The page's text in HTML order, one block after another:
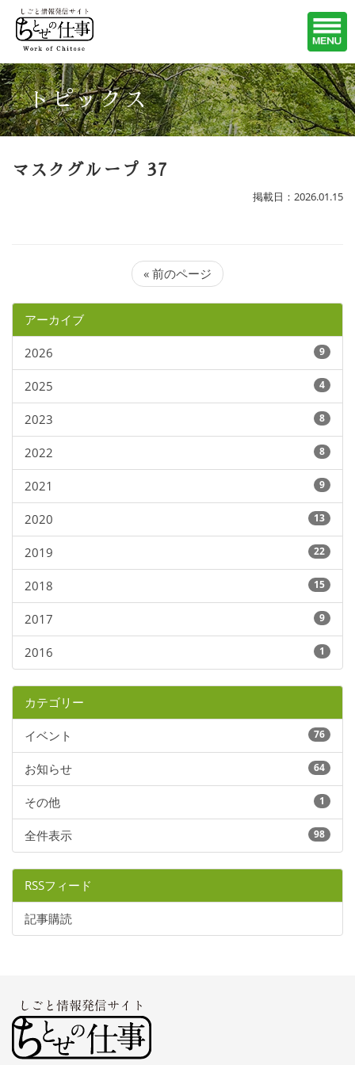
トピックス
マスクグループ 37
掲載日：2026.01.15
« 前のページ
アーカイブ
2026 9
2025 4
2023 8
2022 8
2021 9
2020 13
2019 22
2018 15
2017 9
2016 1
カテゴリー
イベント 76
お知らせ 64
その他 1
全件表示 98
RSSフィード
記事購読